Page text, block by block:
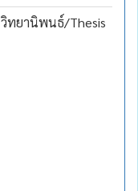
วิทยานิพนธ์/Thesis